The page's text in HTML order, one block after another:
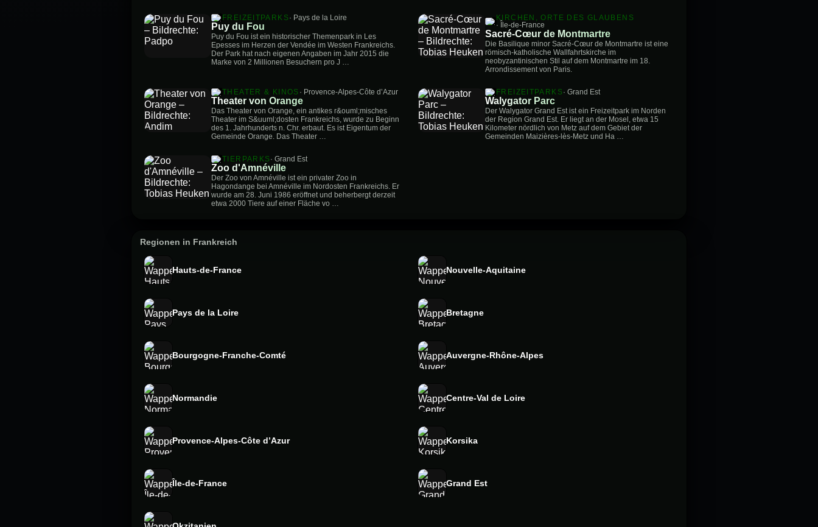
FREIZEITPARKS· Pays de la Loire
Puy du Fou
Puy du Fou ist ein historischer Themenpark in Les
Epesses im Herzen der Vendée im Westen Frankreichs.
Der Park hat nach eigenen Angaben im Jahr 2015 die
Marke von 2 Millionen Besuchern pro J …
KIRCHEN, ORTE DES GLAUBENS
· Île-de-France
Sacré-Cœur de Montmartre
Die Basilique minor Sacré-Cœur de Montmartre ist eine
römisch-katholische Wallfahrtskirche im
neobyzantinischen Stil auf dem Montmartre im 18.
Arrondissement von Paris.
THEATER & KINOS · Provence-Alpes-Côte d’Azur
Theater von Orange
Das Theater von Orange, ein antikes r&ouml;misches
Theater im S&uuml;dosten Frankreichs, wurde zu Beginn
des 1. Jahrhunderts n. Chr. erbaut. Es ist Eigentum der
Gemeinde Orange. Das Theater …
FREIZEITPARKS· Grand Est
Walygator Parc
Der Walygator Grand Est ist ein Freizeitpark im Norden
der Region Grand Est. Er liegt an der Mosel, etwa 15
Kilometer nördlich von Metz auf dem Gebiet der
Gemeinden Maizières-lès-Metz und Ha …
TIERPARKS· Grand Est
Zoo d'Amnéville
Der Zoo von Amnéville ist ein privater Zoo in
Hagondange bei Amnéville im Nordosten Frankreichs. Er
wurde am 28. Juni 1986 eröffnet und beherbergt derzeit
etwa 2000 Tiere auf einer Fläche vo …
Regionen in Frankreich
Hauts-de-France Nouvelle-Aquitaine
Pays de la Loire Bretagne
Bourgogne-Franche-Comté Auvergne-Rhône-Alpes
Normandie Centre-Val de Loire
Provence-Alpes-Côte d’Azur Korsika
Île-de-France Grand Est